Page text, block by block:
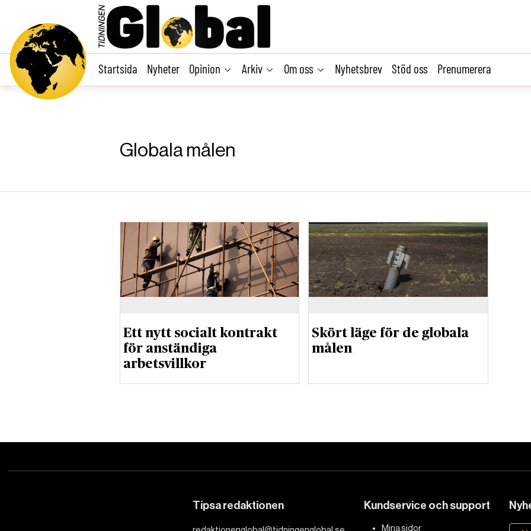
Startsida Nyheter Opinion Arkiv Om oss Nyhetsbrev Stöd oss Prenumerera
Globala målen
Ett nytt socialt kontrakt
för anständiga
arbetsvillkor
Skört läge för de globala
målen
Tipsa redaktionen Kundservice och support
Mina sidor